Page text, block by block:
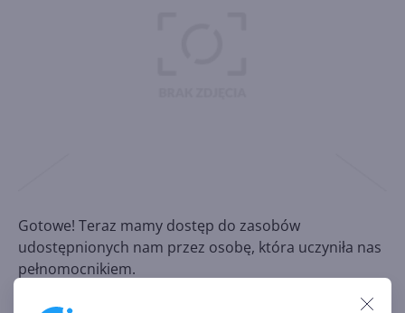
Gotowe! Teraz mamy dostęp do zasobów
udostępnionych nam przez osobę, która uczyniła nas
pełnomocnikiem.